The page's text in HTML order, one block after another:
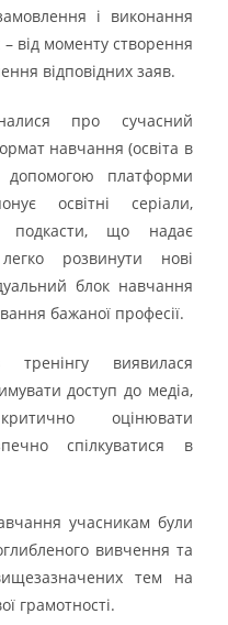
і виконання
– від моменту створення
відповідних заяв.
про сучасний
навчання (освіта в
допомогою платформи
освітні серіали,
подкасти, що надає
розвинути нові
блок навчання
бажаної професії.
виявилася
доступ до медіа,
оцінювати
спілкуватися в
учасникам були
вивчення та
тем на
грамотності.